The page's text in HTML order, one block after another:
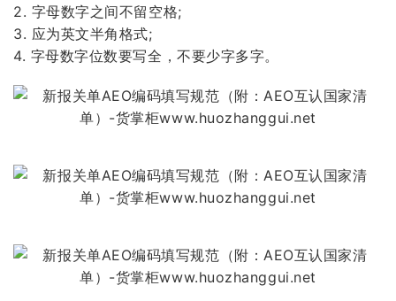
2. 字母数字之间不留空格;
3. 应为英文半角格式;
4. 字母数字位数要写全，不要少字多字。